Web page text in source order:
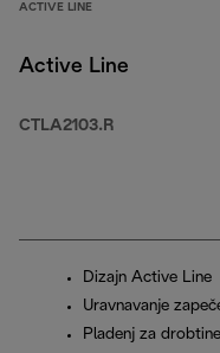
ACTIVE LINE
Active Line
CTLA2103.R
Dizajn Active Line
Uravnavanje
Pladenj za drobtine